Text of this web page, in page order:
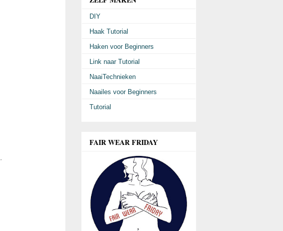
DIY
Haak Tutorial
Haken voor Beginners
Link naar Tutorial
NaaiTechnieken
Naailes voor Beginners
Tutorial
FAIR WEAR FRIDAY